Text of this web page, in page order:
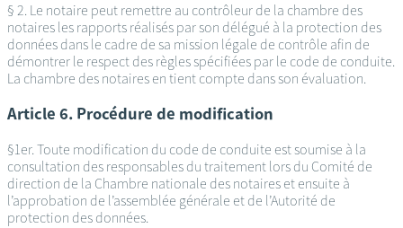
§ 2. Le notaire peut remettre au contrôleur de la chambre des
notaires les rapports réalisés par son délégué à la protection des
données dans le cadre de sa mission légale de contrôle afin de
démontrer le respect des règles spécifiées par le code de conduite.
La chambre des notaires en tient compte dans son évaluation.
Article 6. Procédure de modification
§1er. Toute modification du code de conduite est soumise à la
consultation des responsables du traitement lors du Comité de
direction de la Chambre nationale des notaires et ensuite à
l’approbation de l’assemblée générale et de l’Autorité de
protection des données.